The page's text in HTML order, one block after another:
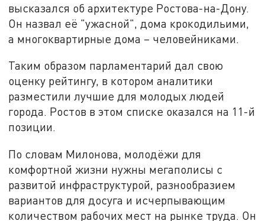
высказался об архитектуре Ростова-на-Дону.
Он назвал её "ужасной", дома крокодильими,
а многоквартирные дома – человейниками.
Таким образом парламентарий дал свою
оценку рейтингу, в котором аналитики
разместили лучшие для молодых людей
города. Ростов в этом списке оказался на 11-й
позиции.
По словам Милонова, молодёжи для
комфортной жизни нужны мегаполисы с
развитой инфраструктурой, разнообразием
вариантов для досуга и исчерпывающим
количеством рабочих мест на рынке труда. Он